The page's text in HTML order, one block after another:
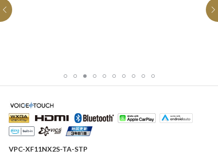
VPC-XF11NX2S-TA-STP